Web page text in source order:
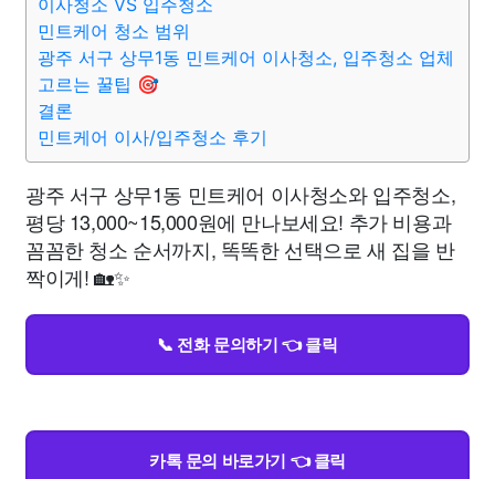
이사청소 VS 입주청소
민트케어 청소 범위
광주 서구 상무1동 민트케어 이사청소, 입주청소 업체
고르는 꿀팁 🎯
결론
민트케어 이사/입주청소 후기
광주 서구 상무1동 민트케어 이사청소와 입주청소,
평당 13,000~15,000원에 만나보세요! 추가 비용과
꼼꼼한 청소 순서까지, 똑똑한 선택으로 새 집을 반
짝이게! 🏡✨
📞 전화 문의하기 👈 클릭
카톡 문의 바로가기 👈 클릭